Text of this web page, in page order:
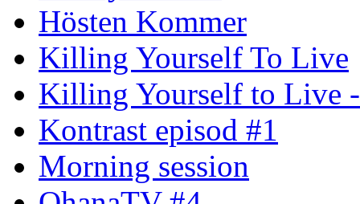
Hösten Kommer
Killing Yourself To Live
Killing Yourself to Live -
Kontrast episod #1
Morning session